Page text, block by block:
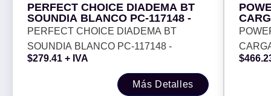
PERFECT CHOICE DIADEMA BT
SOUNDIA BLANCO PC-117148 -
PERFECT CHOICE DIADEMA BT
SOUNDIA BLANCO PC-117148 -
$279.41 + IVA
Más Detalles
-
$